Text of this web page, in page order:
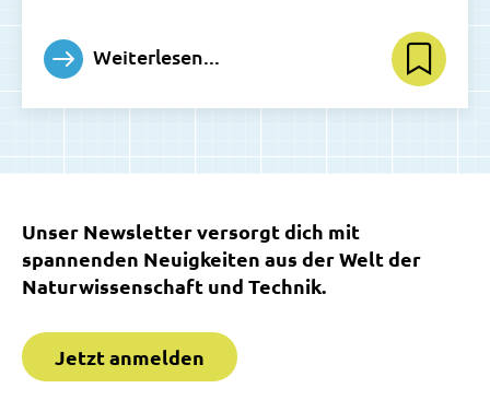
Weiterlesen...
Unser Newsletter versorgt dich mit
spannenden Neuigkeiten aus der Welt der
Naturwissenschaft und Technik.
Jetzt anmelden